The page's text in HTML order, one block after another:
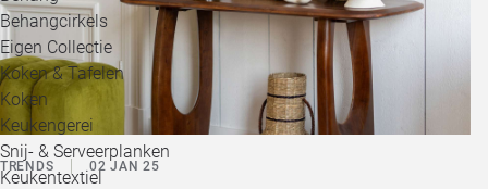
Behangcirkels
Eigen Collectie
Koken & Tafelen
Koken
Keukengerei
Snij- & Serveerplanken
Keukentextiel
TRENDS 02 JAN 25